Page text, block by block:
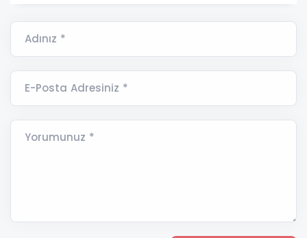
Adınız *
E-Posta Adresiniz *
Yorumunuz *